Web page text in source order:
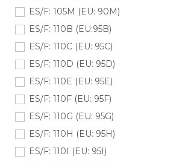
ES/F: 105M (EU: 90M)
ES/F: 110B (EU:95B)
ES/F: 110C (EU: 95C)
ES/F: 110D (EU: 95D)
ES/F: 110E (EU: 95E)
ES/F: 110F (EU: 95F)
ES/F: 110G (EU: 95G)
ES/F: 110H (EU: 95H)
ES/F: 110I (EU: 95I)